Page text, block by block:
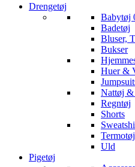
Drengetøj
Babytøj
Badetøj
Bluser,
Bukser
Huer &
Nattøj &
Regntøj
Shorts
Uld
Pigetøj